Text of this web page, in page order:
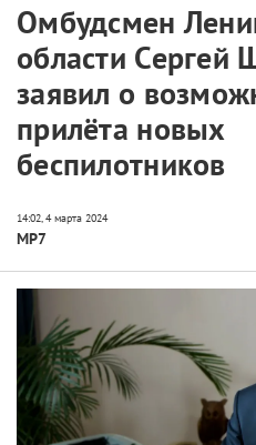
Омбудсмен
области Сергей
заявил о
прилёта новых
беспилотников
МР7